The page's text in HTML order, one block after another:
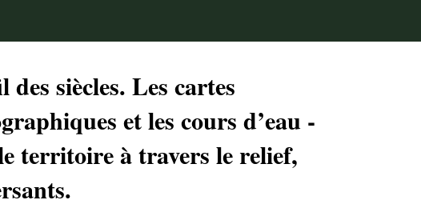
siècles. Les cartes
et les cours d’eau -
territoire à travers le relief,